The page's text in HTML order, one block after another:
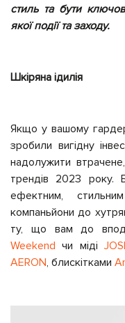
стиль та бути
якої події та заходу.
Шкіряна ідилія
Якщо у вашому
зробили вигідну
надолужити
трендів 2023 року.
ефектним,
компаньйони до
ту, що вам до
Weekend чи міді
AERON, блискітками